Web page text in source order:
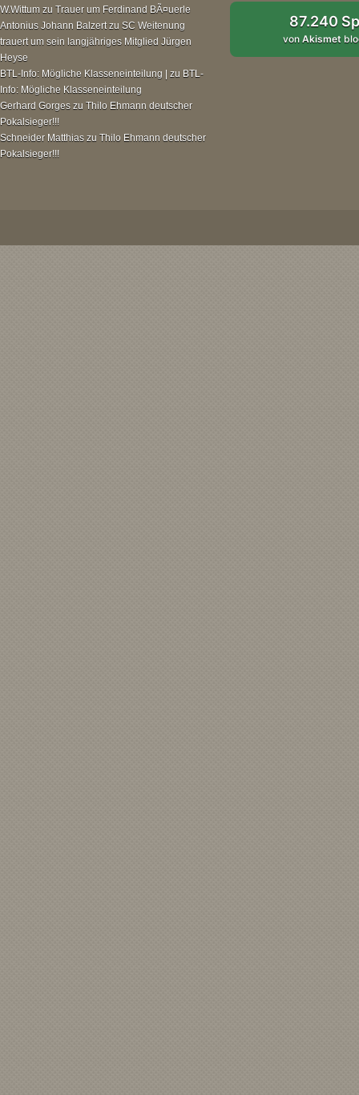
W.Wittum zu Trauer um Ferdinand BÃ¤uerle
Antonius Johann Balzertzu SC Weitenung
trauert um sein langjähriges Mitglied Jürgen
Heyse
BTL-Info: Mögliche Klasseneinteilung |
zu BTL-
Info: Mögliche Klasseneinteilung
Gerhard Gorges zu Thilo Ehmann deutscher
Pokalsieger!!!
Schneider Matthias zu Thilo Ehmann deutscher
Pokalsieger!!!
87.240
vonAkismet